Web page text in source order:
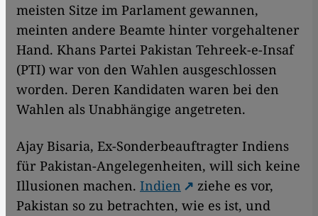
meisten Sitze im Parlament gewannen,
meinten andere Beamte hinter vorgehaltener
Hand. Khans Partei Pakistan Tehreek-e-Insaf
(PTI) war von den Wahlen ausgeschlossen
worden. Deren Kandidaten waren bei den
Wahlen als Unabhängige angetreten.
Ajay Bisaria, Ex-Sonderbeauftragter Indiens
für Pakistan-Angelegenheiten, will sich keine
Illusionen machen. Indien
ziehe es vor,
Pakistan so zu betrachten, wie es ist, und